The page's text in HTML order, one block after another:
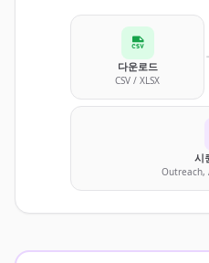
다운로드
CSV / XLSX
시
Outreach,